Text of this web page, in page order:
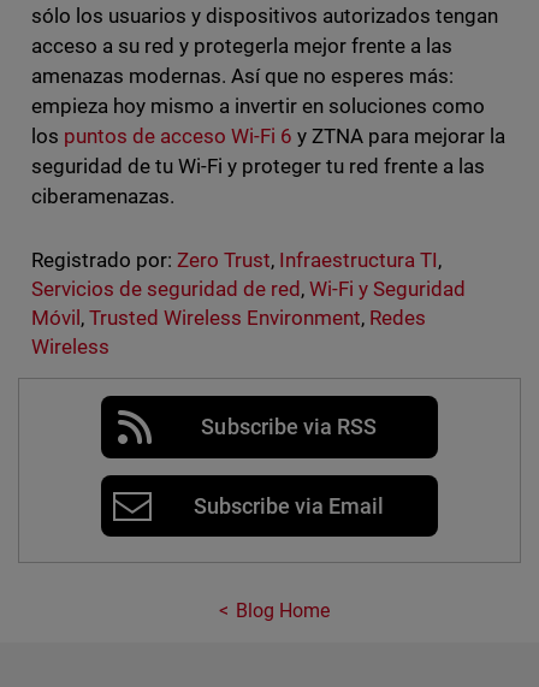
sólo los usuarios y dispositivos autorizados tengan
acceso a su red y protegerla mejor frente a las
amenazas modernas. Así que no esperes más:
empieza hoy mismo a invertir en soluciones como
los puntos de acceso Wi-Fi 6 y ZTNA para mejorar la
seguridad de tu Wi-Fi y proteger tu red frente a las
ciberamenazas.
Registrado por: Zero Trust, Infraestructura TI,
Servicios de seguridad de red ,Wi-Fi y Seguridad
Móvil , Trusted Wireless Environment, Redes
Wireless
Subscribe via RSS
Subscribe via Email
Blog Home